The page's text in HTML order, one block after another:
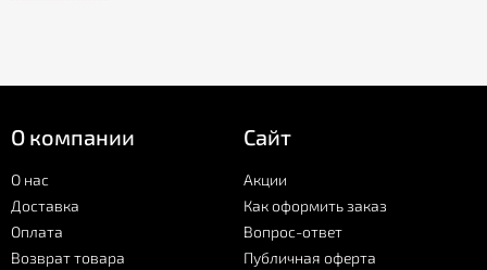
сладости и мягкие игрушки.
Для украшения в корзину к продуктам можно добавить цветы.
Сладкая корзина — это хороший подарок учителю,
руководителю, настоящая радость для сладкоежек. Корзину
О компании
О нас
Доставка
Оплата
Возврат товара
Сайт
Акции
Как оформить заказ
Вопрос-ответ
Публичная оферта